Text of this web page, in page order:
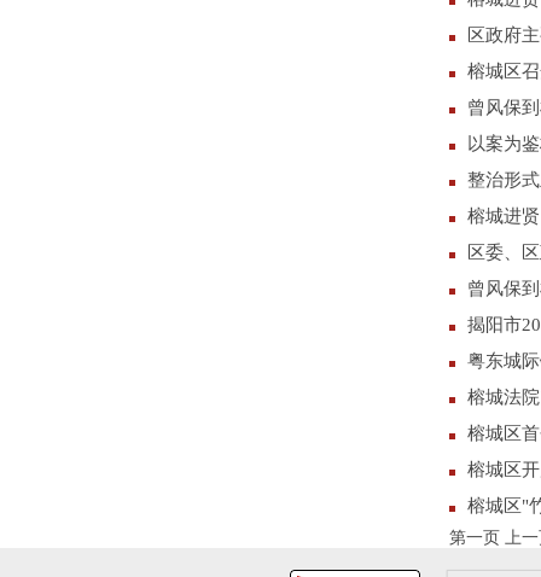
区政府
榕城区
曾风保
以案为
整治形
榕城进
区委、
曾风保
揭阳市
粤东城
榕城法
榕城区
榕城区
榕城区"
第一页 上